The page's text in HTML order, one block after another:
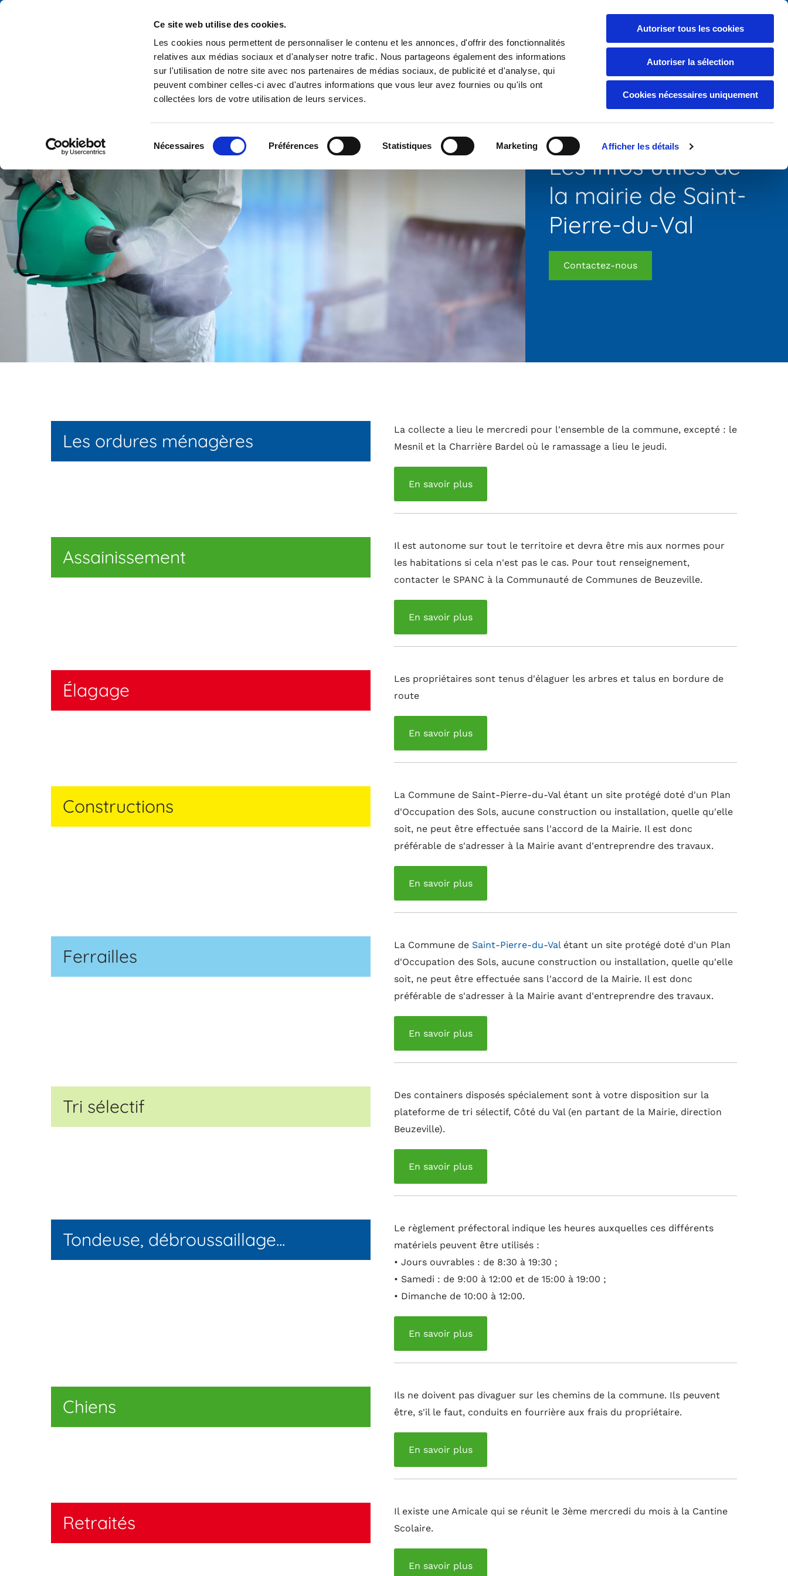
Ce site web utilise des cookies.
Les cookies nous permettent de personnaliser le contenu et les annonces, d'offrir des fonctionnalités
relatives aux médias sociaux et d'analyser notre trafic. Nous partageons également des informations
sur l'utilisation de notre site avec nos partenaires de médias sociaux, de publicité et d'analyse, qui
peuvent combiner celles-ci avec d'autres informations que vous leur avez fournies ou qu'ils ont
collectées lors de votre utilisation de leurs services.
du
Nécessaires Préférences Statistiques Marketing Afficher les détails
Autoriser tous les cookies
Autoriser la sélection
Cookies nécessaires uniquement
Appelez-nous : 02 32 57 60 87
Accueil La mairie La commune L'école Presse & parutions Association, contact & plans
Les infos utiles de
la mairie de Saint-
Pierre-du-Val
Contactez-nous
Les ordures ménagères
La collecte a lieu le mercredi pour l'ensemble de la commune, excepté : le
Mesnil et la Charrière Bardel où le ramassage a lieu le jeudi.
En savoir plus
Assainissement
Il est autonome sur tout le territoire et devra être mis aux normes pour
les habitations si cela n'est pas le cas. Pour tout renseignement,
contacter le SPANC à la Communauté de Communes de Beuzeville.
En savoir plus
Élagage
Les propriétaires sont tenus d'élaguer les arbres et talus en bordure de
route
En savoir plus
Constructions
La Commune de Saint-Pierre-du-Val étant un site protégé doté d'un Plan
d'Occupation des Sols, aucune construction ou installation, quelle qu'elle
soit, ne peut être effectuée sans l'accord de la Mairie. Il est donc
préférable de s'adresser à la Mairie avant d'entreprendre des travaux.
En savoir plus
Ferrailles
La Commune de Saint-Pierre-du-Valétant un site protégé doté d'un Plan
d'Occupation des Sols, aucune construction ou installation, quelle qu'elle
soit, ne peut être effectuée sans l'accord de la Mairie. Il est donc
préférable de s'adresser à la Mairie avant d'entreprendre des travaux.
En savoir plus
Tri sélectif
Des containers disposés spécialement sont à votre disposition sur la
plateforme de tri sélectif, Côté du Val (en partant de la Mairie, direction
Beuzeville).
En savoir plus
Tondeuse, débroussaillage...
Le règlement préfectoral indique les heures auxquelles ces différents
matériels peuvent être utilisés :
• Jours ouvrables : de 8:30 à 19:30 ;
• Samedi : de 9:00 à 12:00 et de 15:00 à 19:00 ;
• Dimanche de 10:00 à 12:00.
En savoir plus
Chiens
Ils ne doivent pas divaguer sur les chemins de la commune. Ils peuvent
être, s'il le faut, conduits en fourrière aux frais du propriétaire.
En savoir plus
Retraités
Il existe une Amicale qui se réunit le 3ème mercredi du mois à la Cantine
Scolaire.
En savoir plus